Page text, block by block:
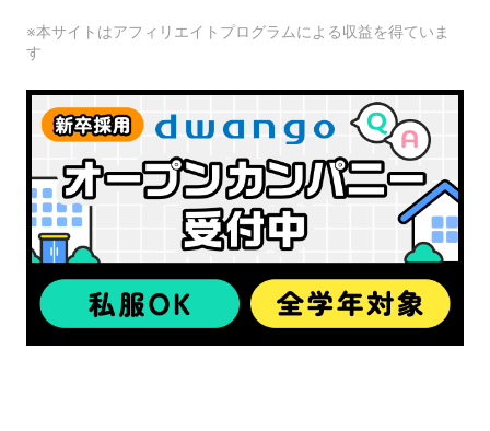
※本サイトはアフィリエイトプログラムによる収益を得ていま
す